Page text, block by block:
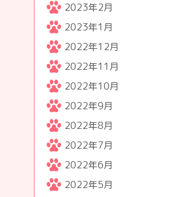
2023年2月
2023年1月
2022年12月
2022年11月
2022年10月
2022年9月
2022年8月
2022年7月
2022年6月
2022年5月